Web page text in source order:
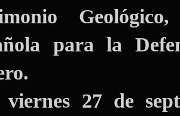
para la
viernes 27 de